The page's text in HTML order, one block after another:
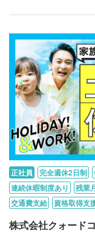
正社員 完全週休2日制
連続休暇制度あり
残業
交通費支給
資格取得支
株式会社クォード